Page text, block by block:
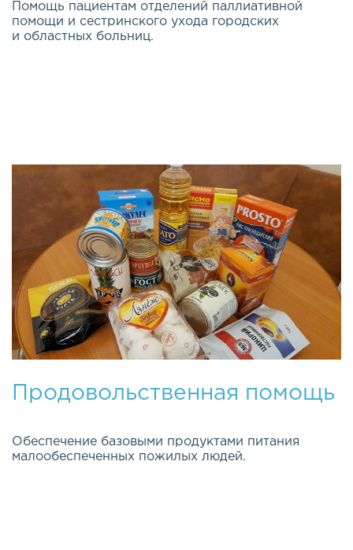
Помощь пациентам отделений паллиативной
помощи и сестринского ухода городских
и областных больниц.
Продовольственная помощь
Обеспечение базовыми продуктами питания
малообеспеченных пожилых людей.